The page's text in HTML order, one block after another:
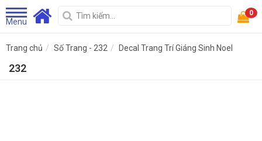
Menu
0
Trang chủ Số Trang - 232 Decal Trang Trí Giáng Sinh Noel
232